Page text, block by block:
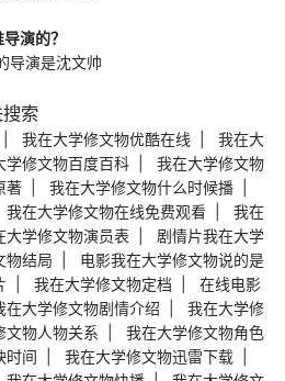
演的？
导演是沈文帅
搜索
我在大学修文物优酷在线
我在大
学修文物百度百科
我在大学修文物
著 我在大学修文物什么时候播
我在大学修文物在线免费观看
我在
大学修文物演员表
剧情片我在大学
物结局
电影我在大学修文物说的是
我在大学修文物定档
在线电影
在大学修文物剧情介绍
我在大学修
文物人物关系
我在大学修文物角色
时间 我在大学修文物迅雷下载